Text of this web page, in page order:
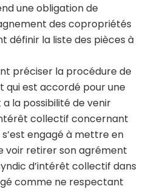
une obligation de
des copropriétés
définir la liste des pièces à
préciser la procédure de
qui est accordé pour une
a la possibilité de venir
collectif concernant
engagé à mettre en
voir retirer son agrément
d’intérêt collectif dans
comme ne respectant